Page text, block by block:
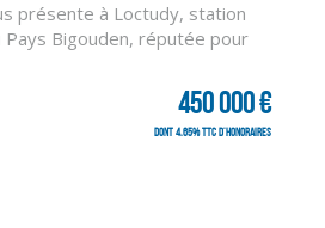
présente à Loctudy, station
Pays Bigouden, réputée pour
450 000 €
dont 4.65% TTC d'honoraires